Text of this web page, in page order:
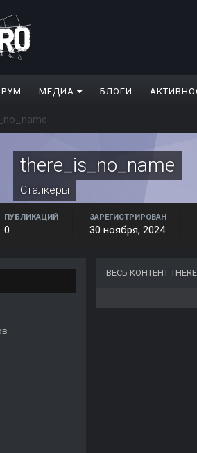
МЕДИА БЛОГИ
there_is_no_name
Сталкеры
ПУБЛИКАЦИЙ
0
ЗАРЕГИСТРИРОВАН
30 ноября, 2024
ВЕСЬ КОНТЕНТ